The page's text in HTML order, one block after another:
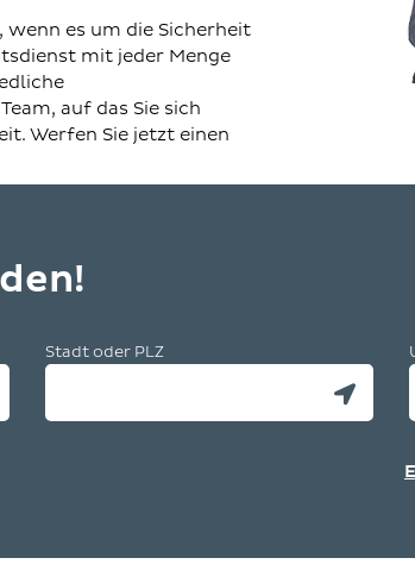
es um die Sicherheit
mit jeder Menge
auf das Sie sich
Werfen Sie jetzt einen
Stadt oder PLZ